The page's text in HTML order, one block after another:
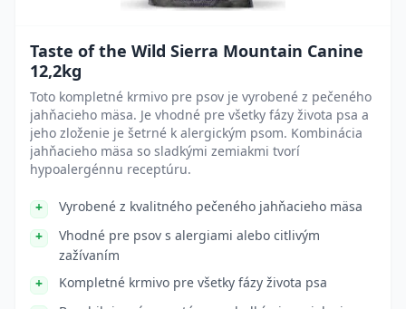
Taste of the Wild Sierra Mountain Canine
12,2kg
Toto kompletné krmivo pre psov je vyrobené z pečeného
jahňacieho mäsa. Je vhodné pre všetky fázy života psa a
jeho zloženie je šetrné k alergickým psom. Kombinácia
jahňacieho mäsa so sladkými zemiakmi tvorí
hypoalergénnu receptúru.
Vyrobené z kvalitného pečeného jahňacieho mäsa
Vhodné pre psov s alergiami alebo citlivým
zažívaním
Kompletné krmivo pre všetky fázy života psa